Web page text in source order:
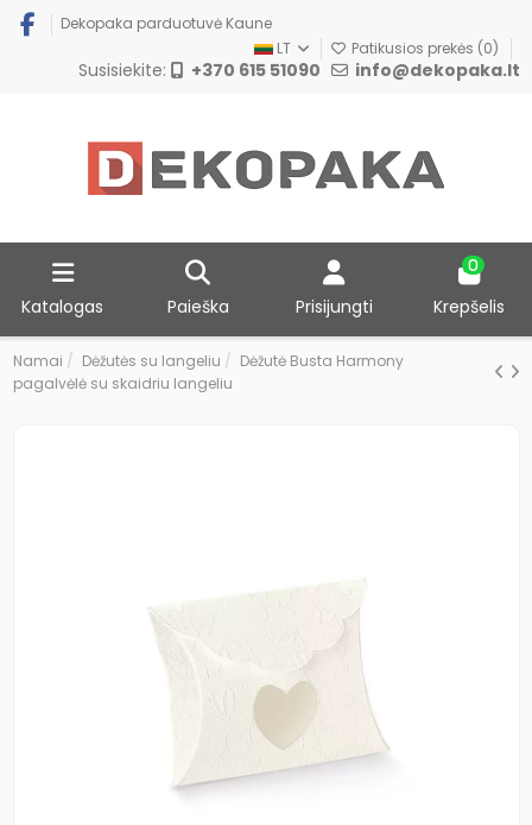
Dekopaka parduotuvė Kaune
LT
Patikusios prekės (0)
Susisiekite: +370 615 51090 info@dekopaka.lt
Katalogas Paieška Prisijungti
0
Krepšelis
Namai Dėžutės su langeliu
Dėžutė Busta Harmony
pagalvėlė su skaidriu langeliu